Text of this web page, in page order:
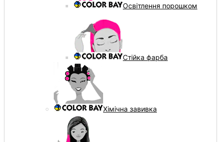
Освітлення порошком
Стійка фарба
Хімічна завивка